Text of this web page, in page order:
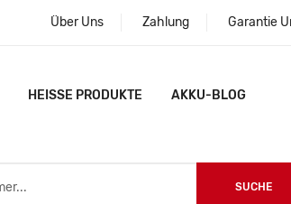
Über Uns Zahlung Garantie
HEISSE PRODUKTE AKKU-BLOG
SUCHE